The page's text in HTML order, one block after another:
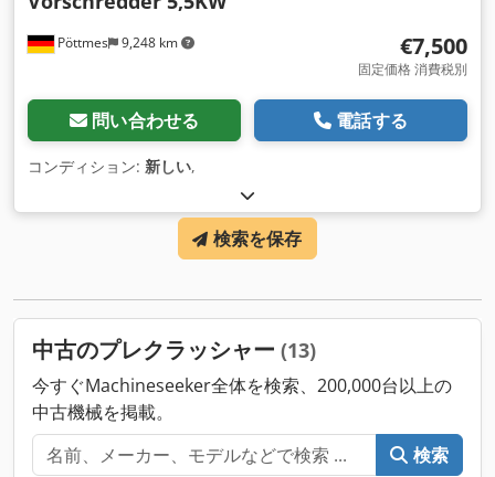
Pöttmes 9,248 km €7,500
固定価格 消費税別
問い合わせる 電話する
コンディション: 新しい,
検索を保存
中古のプレクラッシャー (13)
今すぐMachineseeker全体を検索、200,000台以上の
中古機械を掲載。
検索